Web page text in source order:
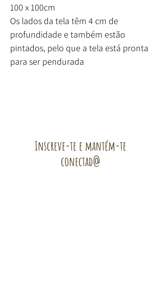
100 x 100cm
Os lados da tela têm 4 cm de
profundidade e também estão
pintados, pelo que a tela está pronta
para ser pendurada
Inscreve-te e mantém-te
conectad@